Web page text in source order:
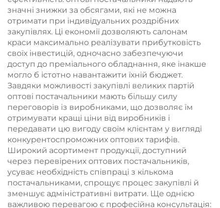
значні знижки за обсягами, які не можна
отримати при індивідуальних роздрібних
закупівлях. Ці економії дозволяють салонам
краси максимально реалізувати прибутковість
своїх інвестицій, одночасно забезпечуючи
доступ до преміального обладнання, яке інакше
могло б істотно навантажити їхній бюджет.
Завдяки можливості закупівлі великих партій
оптові постачальники мають більшу силу
переговорів із виробниками, що дозволяє їм
отримувати кращі ціни від виробників і
передавати цю вигоду своїм клієнтам у вигляді
конкурентоспроможних оптових тарифів.
Широкий асортимент продукції, доступний
через перевірених оптових постачальників,
усуває необхідність співпраці з кількома
постачальниками, спрощує процес закупівлі й
зменшує адміністративні витрати. Ще однією
важливою перевагою є професійна консультація: